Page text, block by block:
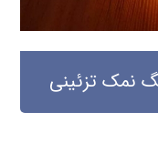
نمک تزئینی